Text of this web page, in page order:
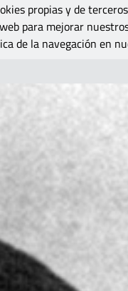
propias y de
para mejorar
de la navegación en